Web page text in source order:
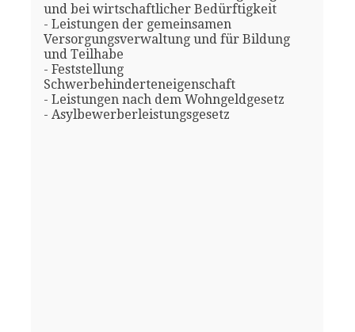
und bei wirtschaftlicher Bedürftigkeit
- Leistungen der gemeinsamen
Versorgungsverwaltung und für Bildung
und Teilhabe
- Feststellung
Schwerbehinderteneigenschaft
- Leistungen nach dem Wohngeldgesetz
- Asylbewerberleistungsgesetz